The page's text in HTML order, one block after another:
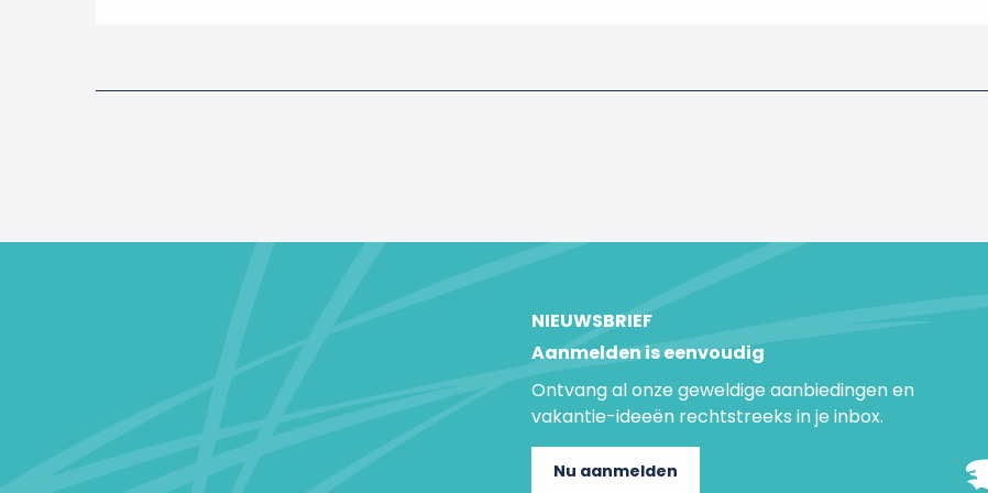
NIEUWSBRIEF
Aanmelden is eenvoudig
Ontvang al onze geweldige aanbiedingen en
vakantie-ideeën rechtstreeks in je inbox.
Nu aanmelden